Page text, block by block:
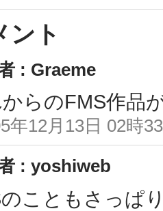
ント
: Graeme
らのFMS作品
年12月13日 02時
: yoshiweb
こともさっぱ